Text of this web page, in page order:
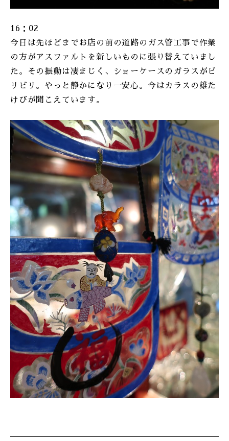
16：02
今日は先ほどまでお店の前の道路のガス管工事で作業
の方がアスファルトを新しいものに張り替えていまし
た。その振動は凄まじく、ショーケースのガラスがビ
リビリ。やっと静かになり一安心。今はカラスの雄た
けびが聞こえています。